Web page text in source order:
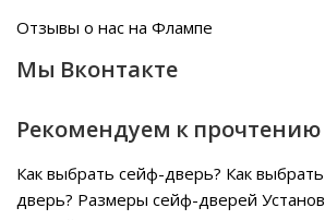
Отзывы о нас на Флампе
Мы Вконтакте
Рекомендуем к прочтению
Как выбрать сейф-дверь? Как
дверь? Размеры сейф-дверей